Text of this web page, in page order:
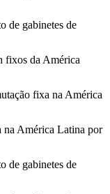
de gabinetes de
fixos da América
fixa na América
na América Latina por
de gabinetes de